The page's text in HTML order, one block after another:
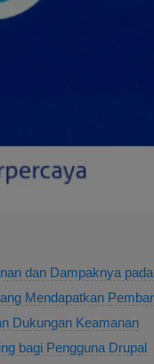
dan Dampaknya
Mendapatkan
Dukungan Keamanan
bagi Pengguna Drupal